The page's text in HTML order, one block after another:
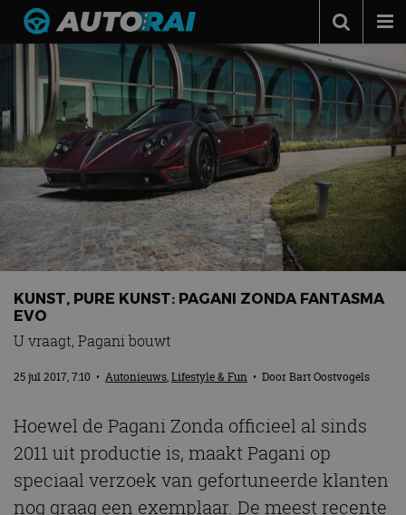
Autonieuws
Podcast
Autotests
Automerken
Adverteren
Contact
MotorRAI.nl
KUNST, PURE KUNST: PAGANI ZONDA FANTASMA
EVO
U vraagt, Pagani bouwt
25 jul 2017, 7:10 • Autonieuws,Lifestyle & Fun • DoorBart Oostvogels
Hoewel de Pagani Zonda officieel al sinds
2011 uit productie is, maakt Pagani op
speciaal verzoek van gefortuneerde klanten
nog graag een exemplaar. De meest recente